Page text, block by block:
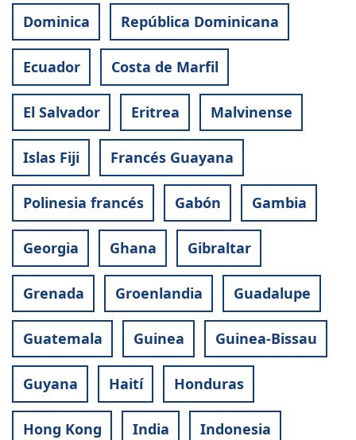
Dominica República Dominicana
Ecuador Costa de Marfil
El Salvador Eritrea Malvinense
Islas Fiji Francés Guayana
Polinesia francés Gabón Gambia
Georgia Ghana Gibraltar
Grenada Groenlandia Guadalupe
Guatemala Guinea Guinea-Bissau
Guyana Haití Honduras
Hong Kong India Indonesia